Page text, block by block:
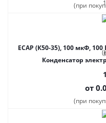
(при
ECAP (К50-35), 100 мкФ, 100
Конденсатор
от
(при